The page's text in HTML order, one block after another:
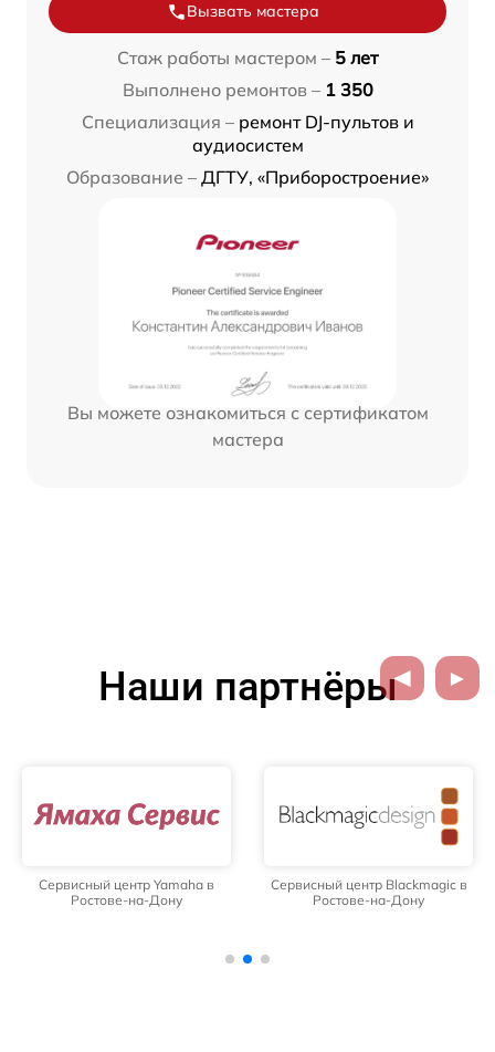
Вызвать мастера
Стаж работы мастером – 5 лет
Выполнено ремонтов – 1 350
Специализация – ремонт DJ-пультов и
аудиосистем
Образование – ДГТУ, «Приборостроение»
Вы можете ознакомиться с сертификатом
мастера
Наши партнёры
Сервисный центр Yamaha в
Ростове-на-Дону
Сервисный центр Blackmagic в
Ростове-на-Дону